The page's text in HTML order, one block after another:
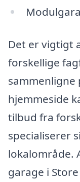
Det er vigtigt
forskellige
sammenligne
hjemmeside
tilbud fra
specialiserer
lokalområde.
garage i